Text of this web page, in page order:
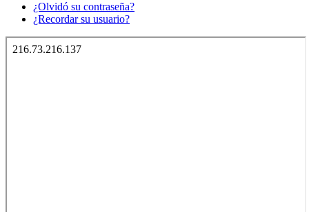
¿Olvidó su contraseña?
¿Recordar su usuario?